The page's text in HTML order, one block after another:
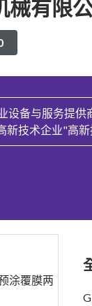
械有限
设备与服务提
技术企业"高
涂覆膜两